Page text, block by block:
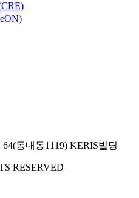
동내동1119) KERIS빌딩
RESERVED